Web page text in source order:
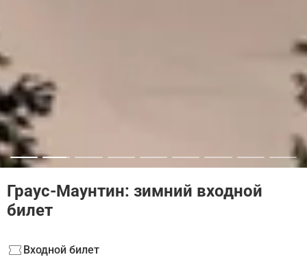
Граус-Маунтин: зимний входной
билет
Входной билет